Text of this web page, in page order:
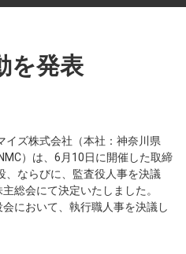
を発表
イズ株式会社（本社：神奈川県
）は、6月10日に開催した取締
、ならびに、監査役人事を決議
総会にて決定いたしました。
において、執行職人事を決議し